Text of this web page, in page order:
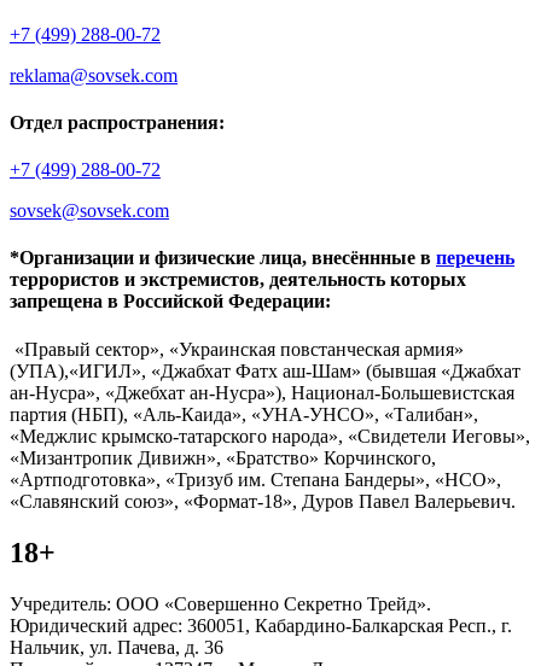
+7 (499) 288-00-72
reklama@sovsek.com
Отдел распространения:
+7 (499) 288-00-72
sovsek@sovsek.com
*Организации и физические лица, внесённные в перечень
террористов и экстремистов, деятельность которых
запрещена в Российской Федерации:
«Правый сектор», «Украинская повстанческая армия»
(УПА),«ИГИЛ», «Джабхат Фатх аш-Шам» (бывшая «Джабхат
ан-Нусра», «Джебхат ан-Нусра»), Национал-Большевистская
партия (НБП), «Аль-Каида», «УНА-УНСО», «Талибан»,
«Меджлис крымско-татарского народа», «Свидетели Иеговы»,
«Мизантропик Дивижн», «Братство» Корчинского,
«Артподготовка», «Тризуб им. Степана Бандеры», «НСО»,
«Славянский союз», «Формат-18», Дуров Павел Валерьевич.
18+
Учредитель: ООО «Совершенно Секретно Трейд».
Юридический адрес: 360051, Кабардино-Балкарская Респ., г.
Нальчик, ул. Пачева, д. 36